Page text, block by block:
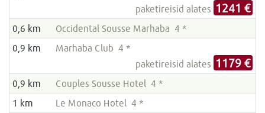
paketireisid alates 1241 €
0,6 km
Occidental Sousse Marhaba 4 *
0,9 km
Marhaba Club 4 *
paketireisid alates 1179 €
0,9 km
Couples Sousse Hotel 4 *
1 km
Le Monaco Hotel 4 *